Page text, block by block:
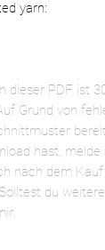
yarn:
dieser PDF ist
Grund von
hast, melde
nach dem
du